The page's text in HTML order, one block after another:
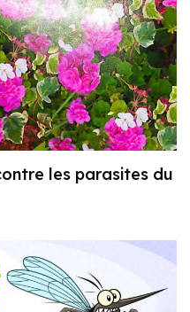
les parasites du